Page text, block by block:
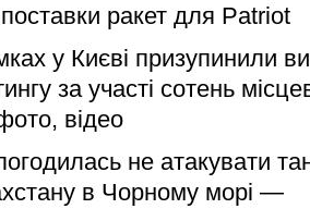
ракет для Patriot
у Києві призупинили
за участі сотень
відео
не атакувати
в Чорному морі —